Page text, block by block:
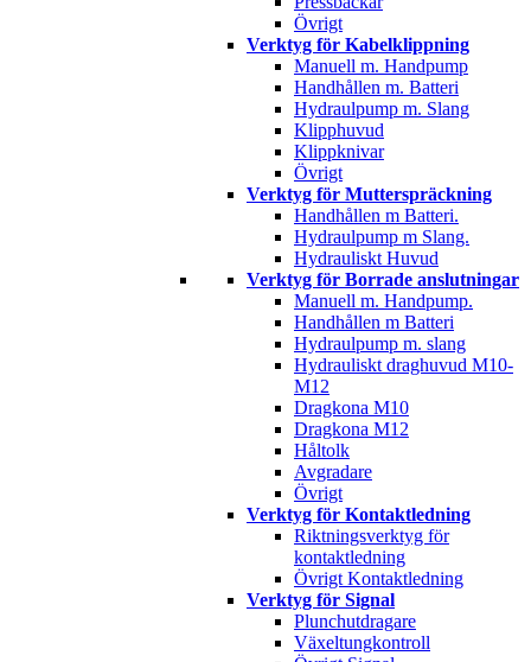
Övrigt
Verktyg för Kabelklippning
Manuell m. Handpump
Handhållen m. Batteri
Hydraulpump m. Slang
Klipphuvud
Klippknivar
Övrigt
Verktyg för Mutterspräckning
Handhållen m Batteri.
Hydraulpump m Slang.
Hydrauliskt Huvud
Verktyg för Borrade anslutningar
Manuell m. Handpump.
Handhållen m Batteri
Hydraulpump m. slang
Hydrauliskt draghuvud M10-
M12
Dragkona M10
Dragkona M12
Håltolk
Avgradare
Övrigt
Verktyg för Kontaktledning
Riktningsverktyg för
kontaktledning
Övrigt Kontaktledning
Verktyg för Signal
Plunchutdragare
Växeltungkontroll